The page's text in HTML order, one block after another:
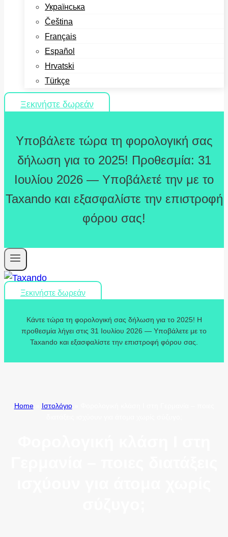
Українська
Čeština
Français
Español
Hrvatski
Türkçe
Ξεκινήστε δωρεάν
Υποβάλετε τώρα τη φορολογική σας
δήλωση για το 2025! Προθεσμία: 31
Ιουλίου 2026 — Υποβάλετέ την με το
Taxando και εξασφαλίστε την επιστροφή
φόρου σας!
Ξεκινήστε δωρεάν
Κάντε τώρα τη φορολογική σας δήλωση για το 2025! Η
προθεσμία λήγει στις 31 Ιουλίου 2026 — Υποβάλετε με το
Taxando και εξασφαλίστε την επιστροφή φόρου σας.
Home» Ιστολόγιο»